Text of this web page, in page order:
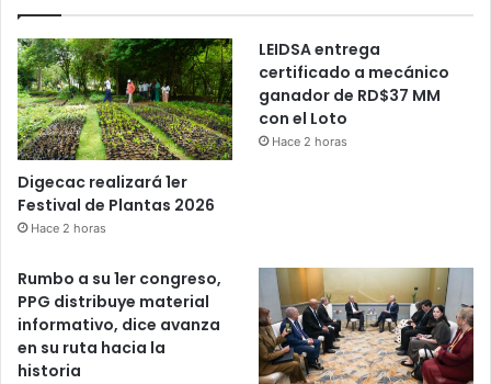
Digecac realizará 1er
Festival de Plantas 2026
Hace 2 horas
LEIDSA entrega
certificado a mecánico
ganador de RD$37 MM
con el Loto
Hace 2 horas
Rumbo a su 1er congreso,
PPG distribuye material
informativo, dice avanza
en su ruta hacia la
historia